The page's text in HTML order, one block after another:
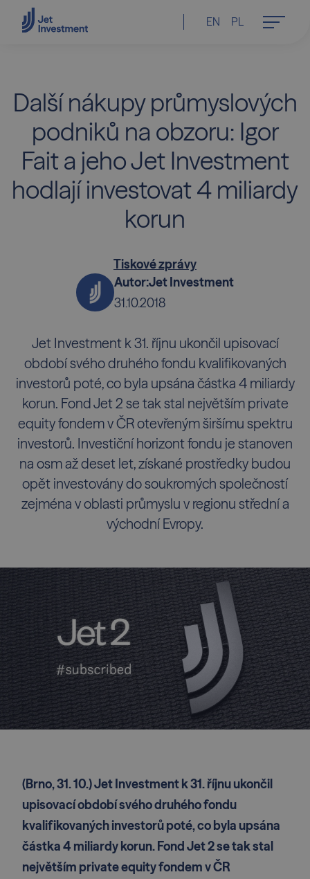
EN PL
Další nákupy průmyslových
podniků na obzoru: Igor
Fait a jeho Jet Investment
hodlají investovat 4 miliardy
korun
Autor:Jet Investment
31.10.2018
Tiskové zprávy
Jet Investment k 31. říjnu ukončil upisovací
období svého druhého fondu kvalifikovaných
investorů poté, co byla upsána částka 4 miliardy
korun. Fond Jet 2 se tak stal největším private
equity fondem v ČR otevřeným širšímu spektru
investorů. Investiční horizont fondu je stanoven
na osm až deset let, získané prostředky budou
opět investovány do soukromých společností
zejména v oblasti průmyslu v regionu střední a
východní Evropy.
(Brno, 31. 10.) Jet Investment k 31. říjnu ukončil
upisovací období svého druhého fondu
kvalifikovaných investorů poté, co byla upsána
částka 4 miliardy korun. Fond Jet 2 se tak stal
největším private equity fondem v ČR